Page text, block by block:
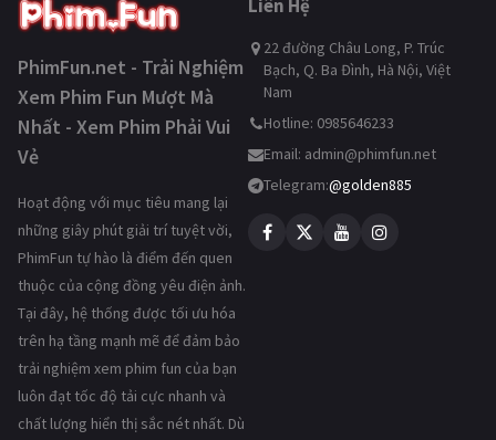
PhimFun.net - Trải Nghiệm
Xem Phim Fun Mượt Mà
Nhất - Xem Phim Phải Vui
Vẻ
Hoạt động với mục tiêu mang lại
những giây phút giải trí tuyệt vời,
PhimFun tự hào là điểm đến quen
thuộc của cộng đồng yêu điện ảnh.
Tại đây, hệ thống được tối ưu hóa
trên hạ tầng mạnh mẽ để đảm bảo
trải nghiệm xem phim fun của bạn
luôn đạt tốc độ tải cực nhanh và
chất lượng hiển thị sắc nét nhất. Dù
Liên Hệ
22 đường Châu Long, P. Trúc
Bạch, Q. Ba Đình, Hà Nội, Việt
Nam
Hotline: 0985646233
Email: admin@phimfun.net
Telegram:@golden885